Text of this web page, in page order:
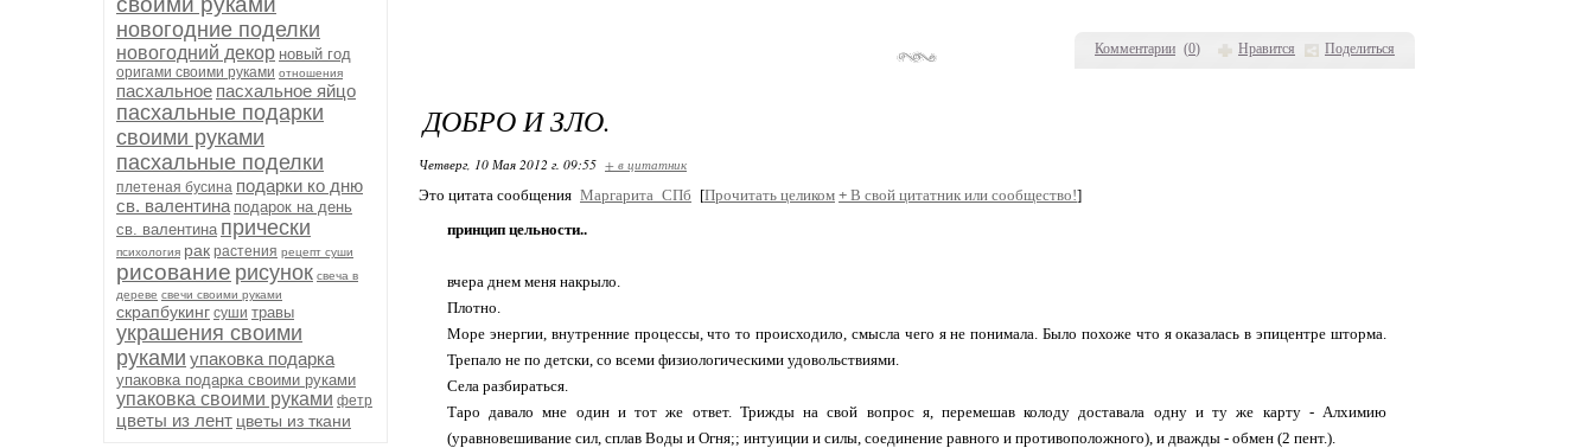
новогодние поделки
новогодний декор новый год
оригами своими руками отношения
пасхальное пасхальное яйцо
пасхальные подарки
своими руками
пасхальные поделки
плетеная бусина подарки ко дню
св. валентина подарок на день
св. валентина прически
психология рак растения рецепт суши
рисование рисунок свеча в
дереве свечи своими руками
скрапбукинг суши травы
украшения своими
руками упаковка подарка
упаковка подарка своими руками
упаковка своими руками фетр
цветы из лент цветы из ткани
Комментарии (0) Нравится Поделиться
ДОБРО И ЗЛО.
Четверг, 10 Мая 2012 г. 09:55 + в цитатник
Это цитата сообщения Маргарита_СПб [Прочитать целиком + В свой цитатник или сообщество!]
принцип цельности..
вчера днем меня накрыло.
Плотно.
Море энергии, внутренние процессы, что то происходило, смысла чего я не понимала. Было похоже что я оказалась в эпицентре шторма.
Трепало не по детски, со всеми физиологическими удовольствиями.
Села разбираться.
Таро давало мне один и тот же ответ. Трижды на свой вопрос я, перемешав колоду доставала одну и ту же карту - Алхимию
(уравновешивание сил, сплав Воды и Огня;; интуиции и силы, соединение равного и противоположного), и дважды - обмен (2 пент.).